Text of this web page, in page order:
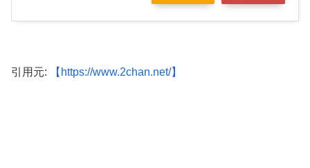
引用元: 【https://www.2chan.net/】